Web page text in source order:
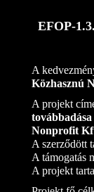
EFOP-
A
Közhasznú
A projekt
Nonprofit
A szerződött
A támogatás
A projekt